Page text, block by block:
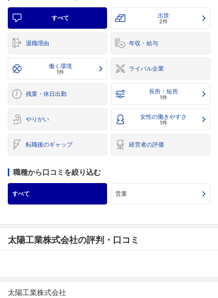
すべて 出世
2件
退職理由 年収・給与
働く環境
1件 ライバル企業
残業・休日出勤 長所・短所
1件
やりがい 女性の働きやすさ
1件
転職後のギャップ 経営者の評価
職種から口コミを絞り込む
すべて 営業
太陽工業株式会社の評判・口コミ
太陽工業株式会社